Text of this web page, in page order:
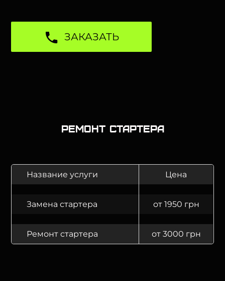
ЗАКАЗАТЬ
Ремонт стартера
Название услуги Цена
Замена стартера от 1950 грн
Ремонт стартера от 3000 грн